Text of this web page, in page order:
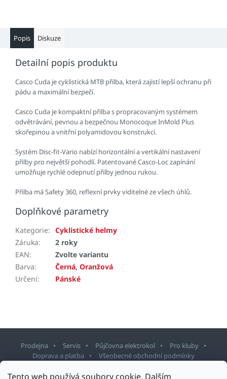
Tento web používá soubory cookie. Dalším
Popis Diskuze
Detailní popis produktu
Casco Cuda je cyklistická MTB přilba, která zajistí lepší ochranu při
pádu a maximální bezpečí.
Casco Cuda je kompaktní přilba s propracovaným systémem
odvětrávání, pevnou a bezpečnou Monocoque InMold Plus
skořepinou a vnitřní polyamidovou konstrukcí.
Systém Disc-fit-Vario nabízí horizontální a vertikální nastavení
přilby pro největší pohodlí. Patentované Casco-Loc zapínání
umožňuje rychlé odepnutí přilby jednou rukou.
Přilba má Safety 360, reflexní prvky viditelné ze všech úhlů.
Doplňkové parametry
Kategorie: Cyklistické helmy
Záruka:
2 roky
EAN:
Zvolte variantu
Barva: Černá, Oranžová
Určení: Pánské
Prodejna Servis Půjčovna elektrokol
Pro kluby
Doprava a platba
Všeobecné obchodní podmínky